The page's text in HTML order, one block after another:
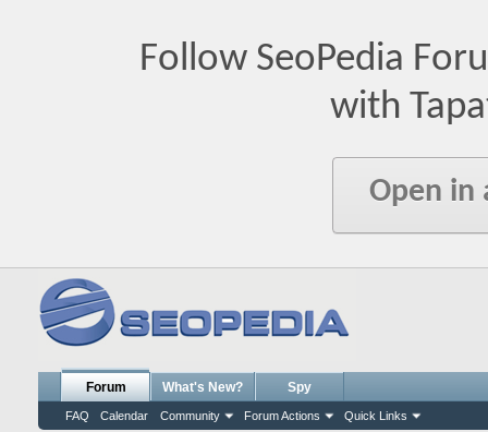
Follow SeoPedia
with
Open in
Forum
FAQ Calendar Community Forum Actions Quick Links
What's New? Spy